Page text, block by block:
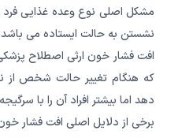
مشکل اصلی نوع وعده غذایی فرد
نشستن به حالت ایستاده می
افت فشار خون ارثی اصطلاح
که هنگام تغییر حالت شخص از
دهد اما بیشتر افراد آن را با
برخی از دلایل اصلی افت فشار خون